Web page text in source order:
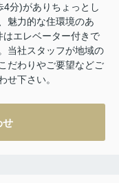
分)がありちょっとし
魅力的な住環境のあ
エレベーター付きで
当社スタッフが地域の
だわりやご要望などご
せ下さい。
せ